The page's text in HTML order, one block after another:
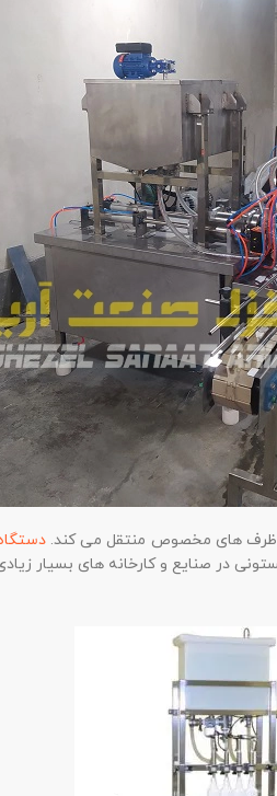
ظرف های مخصوص منتقل می کند.
در صنایع و کارخانه های بسیار